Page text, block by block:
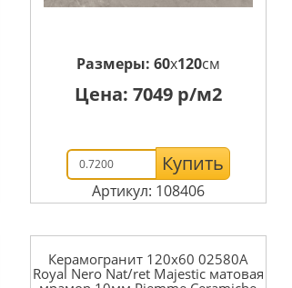
Размеры: 60x120см
Цена: 7049р/м2
Купить
Артикул: 108406
Керамогранит 120x60 02580A
Royal Nero Nat/ret Majestic матовая